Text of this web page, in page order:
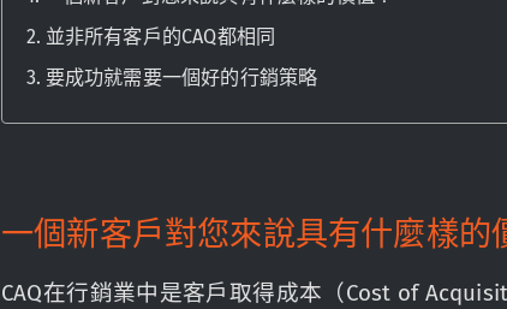
並非所有客戶的CAQ都相同
要成功就需要一個好的行銷策略
一個新客戶對您來說具有什麼樣的
CAQ在行銷業中是客戶取得成本（Cost of